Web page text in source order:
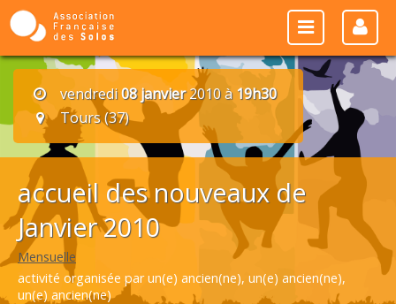
vendredi08 janvier2010 à 19h30
Tours (37)
accueil des nouveaux de
Janvier 2010
Mensuelle
activité organisée par un(e) ancien(ne), un(e) ancien(ne),
un(e) ancien(ne)